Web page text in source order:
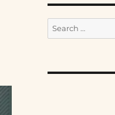
Search
for: